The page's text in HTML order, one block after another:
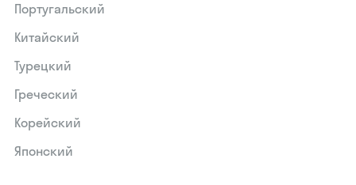
Португальский
Китайский
Турецкий
Греческий
Корейский
Японский